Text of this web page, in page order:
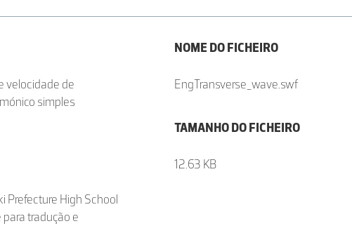
velocidade de
simples
Prefecture High School
tradução e
NOME DO FICHEIRO
EngTransverse_wave.swf
TAMANHO DO FICHEIRO
12.63 KB